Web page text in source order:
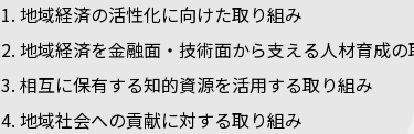
1. 地域経済の活性化に向けた取り組み
2. 地域経済を金融面・技術面から支える人材育成の
3. 相互に保有する知的資源を活用する取り組み
4. 地域社会への貢献に対する取り組み